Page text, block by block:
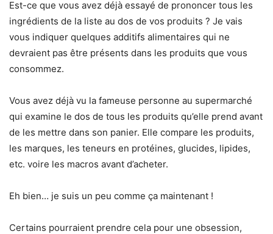
Est-ce que vous avez déjà essayé de prononcer tous les
ingrédients de la liste au dos de vos produits ? Je vais
vous indiquer quelques additifs alimentaires qui ne
devraient pas être présents dans les produits que vous
consommez.
Vous avez déjà vu la fameuse personne au supermarché
qui examine le dos de tous les produits qu’elle prend avant
de les mettre dans son panier. Elle compare les produits,
les marques, les teneurs en protéines, glucides, lipides,
etc. voire les macros avant d’acheter.
Eh bien… je suis un peu comme ça maintenant !
Certains pourraient prendre cela pour une obsession,